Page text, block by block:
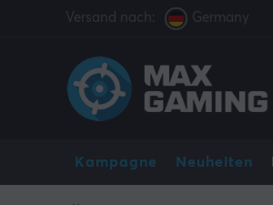
Versand nach: Germany
Kampagne Neuheiten